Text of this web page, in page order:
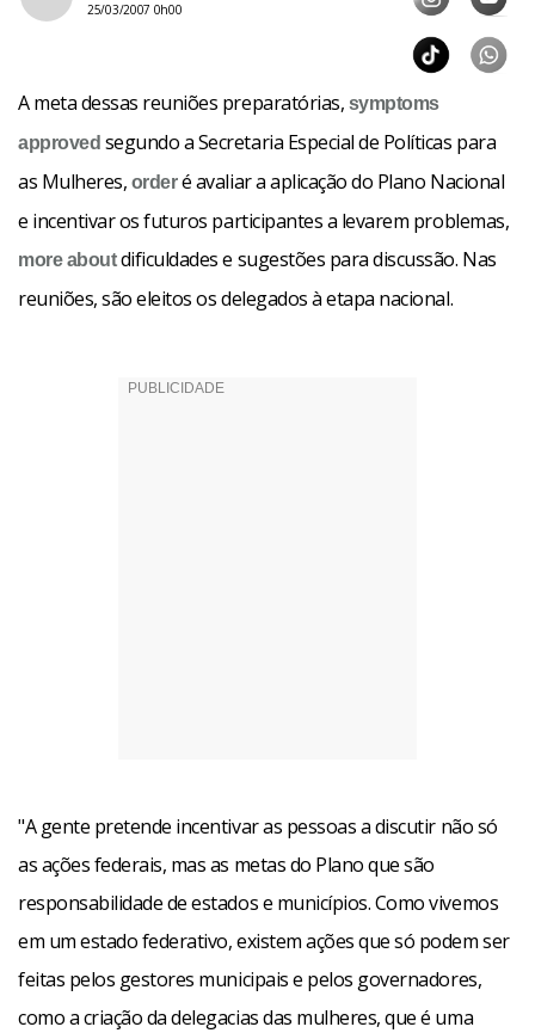
25/03/2007 0h00
A meta dessas reuniões preparatórias, symptoms
approved segundo a Secretaria Especial de Políticas para
as Mulheres, orderé avaliar a aplicação do Plano Nacional
e incentivar os futuros participantes a levarem problemas,
more aboutdificuldades e sugestões para discussão. Nas
reuniões, são eleitos os delegados à etapa nacional.
"A gente pretende incentivar as pessoas a discutir não só
as ações federais, mas as metas do Plano que são
responsabilidade de estados e municípios. Como vivemos
em um estado federativo, existem ações que só podem ser
feitas pelos gestores municipais e pelos governadores,
como a criação da delegacias das mulheres, que é uma